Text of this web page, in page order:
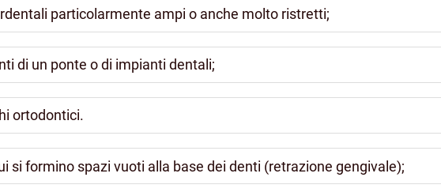
particolarmente ampi o anche molto ristretti;
di un ponte o di impianti dentali;
ortodontici.
si formino spazi vuoti alla base dei denti (retrazione gengivale);